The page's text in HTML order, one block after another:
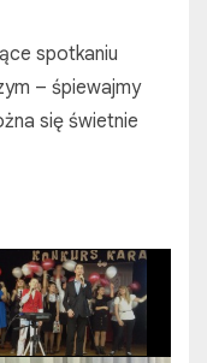
spotkaniu
– śpiewajmy
się świetnie